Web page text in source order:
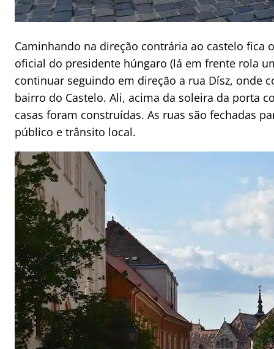
Caminhando na direção contrária ao castelo fica
oficial do presidente húngaro (lá em frente rola
continuar seguindo em direção a rua Dísz, onde
bairro do Castelo. Ali, acima da soleira da porta
casas foram construídas. As ruas são fechadas
público e trânsito local.